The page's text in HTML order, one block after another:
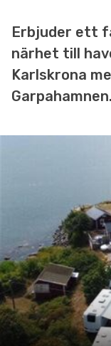
Erbjuder ett
närhet till
Karlskrona
Garpahamnen.